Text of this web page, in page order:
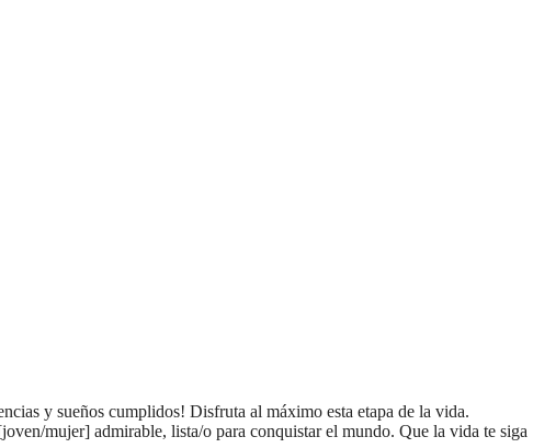
y sueños cumplidos! Disfruta al máximo esta etapa de la vida.
mujer] admirable, lista/o para conquistar el mundo. Que la vida te siga